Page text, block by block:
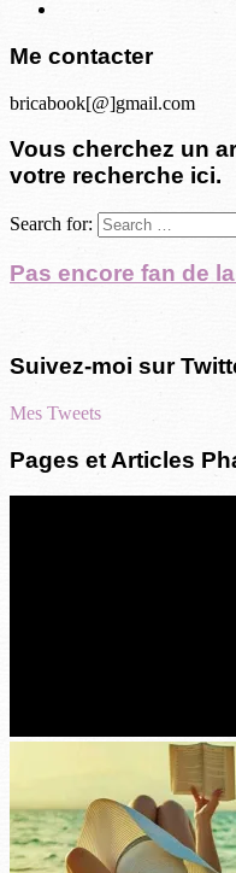
Me contacter
bricabook[@]gmail.com
Vous cherchez un
votre recherche ici.
Search for:
Pas encore fan de
Suivez-moi sur
Mes Tweets
Pages et Articles